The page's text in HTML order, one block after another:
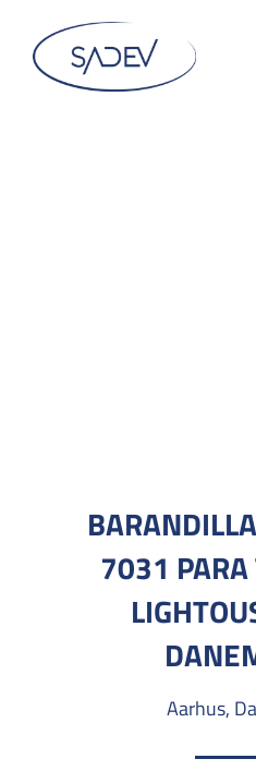
7031 PARA
Aarhus,